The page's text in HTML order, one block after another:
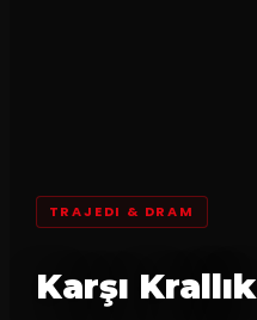
TRAJEDI & DRAM
Karşı Krallık